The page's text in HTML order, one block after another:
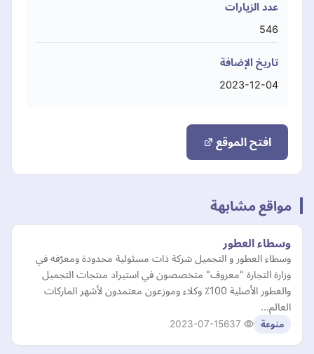
عدد الزيارات
546
تاريخ الإضافة
2023-12-04
افتح الموقع
مواقع مشابهة
وسطاء العطور
وسطاء العطور و التجميل شركة ذات مسئولية محدودة ومعرّفه في
وزارة التجارة "معروف" متخصصون في استيراد منتجات التجميل
والعطور الأصلية 100٪؜ وكلاء وموزعون معتمدون لأشهر الماركات
العالم…
منوعة 2023-07-15